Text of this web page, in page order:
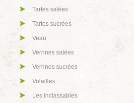
Tartes salées
Tartes sucrées
Veau
Verrines salées
Verrines sucrées
Volailles
Les inclassables